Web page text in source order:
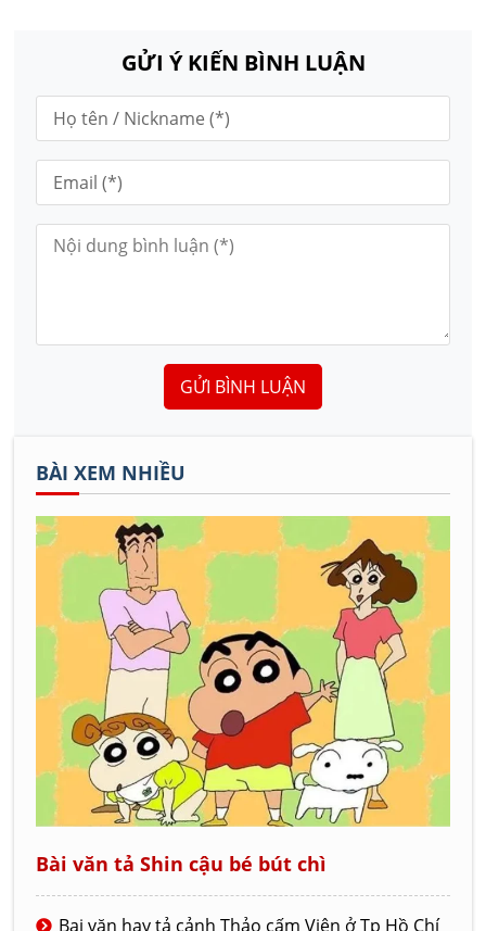
GỬI Ý KIẾN BÌNH LUẬN
GỬI BÌNH LUẬN
BÀI XEM NHIỀU
Bài văn tả Shin cậu bé bút chì
Bai văn hay tả cảnh Thảo cấm Viên ở Tp Hồ Chí